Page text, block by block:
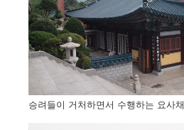
승려들이 거처하면서 수행하는 요사채